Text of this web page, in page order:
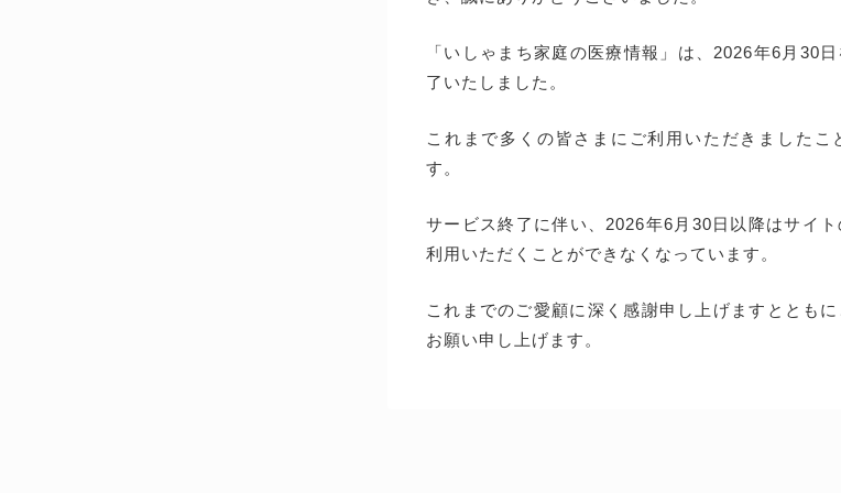
「いしゃまち家庭の医療情報」は、2026年6月30
了いたしました。
これまで多くの皆さまにご利用いただきましたこ
す。
サービス終了に伴い、2026年6月30日以降はサイ
利用いただくことができなくなっています。
これまでのご愛顧に深く感謝申し上げますととも
お願い申し上げます。